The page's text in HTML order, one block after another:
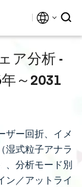
ア分析 -
～2031
ザー回折、イメ
湿式粒子アナラ
、分析モード別
ン／アットライ